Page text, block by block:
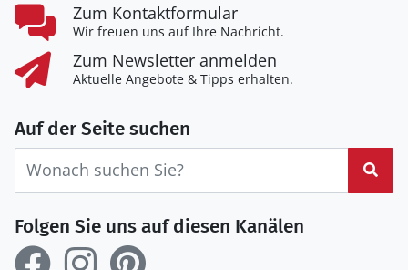
Zum Kontaktformular
Wir freuen uns auf Ihre Nachricht.
Zum Newsletter anmelden
Aktuelle Angebote & Tipps erhalten.
Auf der Seite suchen
Folgen Sie uns auf diesen Kanälen